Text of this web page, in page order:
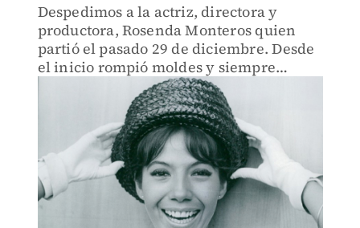
Despedimos a la actriz, directora y
productora, Rosenda Monteros quien
partió el pasado 29 de diciembre. Desde
el inicio rompió moldes y siempre
estuvo dispuesta a aprender